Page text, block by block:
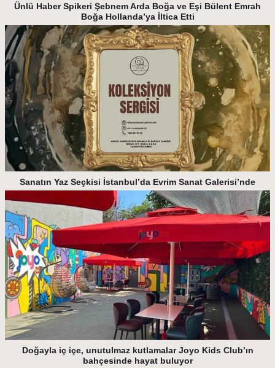
Ünlü Haber Spikeri Şebnem Arda Boğa ve Eşi Bülent Emrah
Boğa Hollanda’ya İltica Etti
Sanatın Yaz Seçkisi İstanbul’da Evrim Sanat Galerisi’nde
Doğayla iç içe, unutulmaz kutlamalar Joyo Kids Club’ın
bahçesinde hayat buluyor